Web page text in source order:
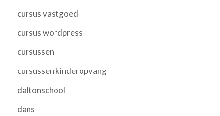
cursus vastgoed
cursus wordpress
cursussen
cursussen kinderopvang
daltonschool
dans